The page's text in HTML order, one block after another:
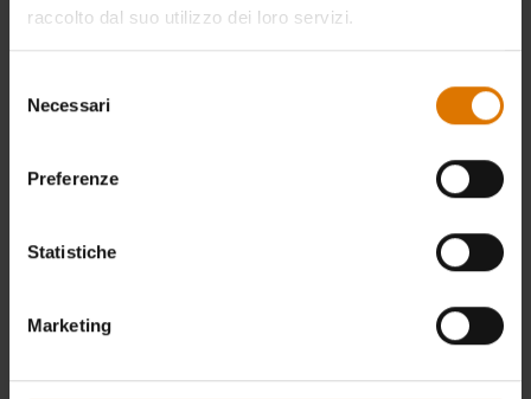
raccolto dal suo utilizzo dei loro servizi.
delNecessari
Preferenze
Statistiche
Marketing